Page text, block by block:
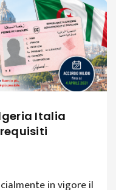
Italia
in vigore il